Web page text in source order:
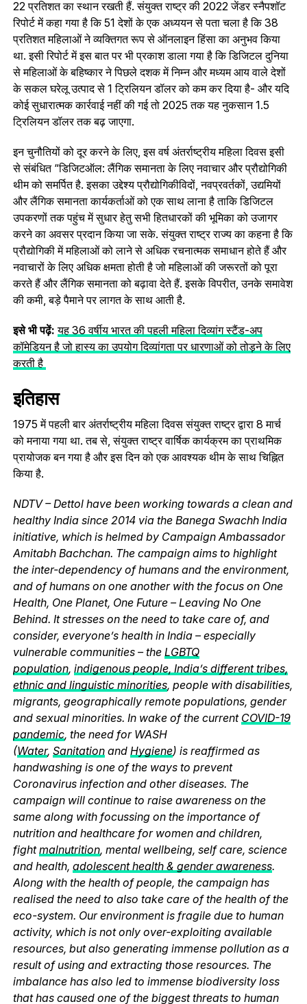
22 प्रतिशत का स्थान रखती हैं. संयुक्त राष्ट्र की 2022 जेंडर स्नैपशॉट
रिपोर्ट में कहा गया है कि 51 देशों के एक अध्ययन से पता चला है कि 38
प्रतिशत महिलाओं ने व्यक्तिगत रूप से ऑनलाइन हिंसा का अनुभव किया
था. इसी रिपोर्ट में इस बात पर भी प्रकाश डाला गया है कि डिजिटल दुनिया
से महिलाओं के बहिष्कार ने पिछले दशक में निम्न और मध्यम आय वाले देशों
के सकल घरेलू उत्पाद से 1 ट्रिलियन डॉलर को कम कर दिया है- और यदि
कोई सुधारात्मक कार्रवाई नहीं की गई तो 2025 तक यह नुकसान 1.5
ट्रिलियन डॉलर तक बढ़ जाएगा.
इन चुनौतियों को दूर करने के लिए, इस वर्ष अंतर्राष्ट्रीय महिला दिवस इसी
से संबंधित “डिजिटऑल: लैंगिक समानता के लिए नवाचार और प्रौद्योगिकी
थीम को समर्पित है. इसका उद्देश्य प्रौद्योगिकीविदों, नवप्रवर्तकों, उद्यमियों
और लैंगिक समानता कार्यकर्ताओं को एक साथ लाना है ताकि डिजिटल
उपकरणों तक पहुंच में सुधार हेतु सभी हितधारकों की भूमिका को उजागर
करने का अवसर प्रदान किया जा सके. संयुक्त राष्ट्र राज्य का कहना है कि
प्रौद्योगिकी में महिलाओं को लाने से अधिक रचनात्मक समाधान होते हैं और
नवाचारों के लिए अधिक क्षमता होती है जो महिलाओं की जरूरतों को पूरा
करते हैं और लैंगिक समानता को बढ़ावा देते हैं. इसके विपरीत, उनके समावेश
की कमी, बड़े पैमाने पर लागत के साथ आती है.
इसे भी पढ़ें:यह 36 वर्षीय भारत की पहली महिला दिव्यांग स्टैंड-अप
कॉमेडियन है जो हास्य का उपयोग दिव्यांगता पर धारणाओं को तोड़ने के लिए
करती है
इतिहास
1975 में पहली बार अंतर्राष्ट्रीय महिला दिवस संयुक्त राष्ट्र द्वारा 8 मार्च
को मनाया गया था. तब से, संयुक्त राष्ट्र वार्षिक कार्यक्रम का प्राथमिक
प्रायोजक बन गया है और इस दिन को एक आवश्यक थीम के साथ चिह्नित
किया है.
NDTV – Dettol have been working towards a clean and
healthy India since 2014 via the Banega Swachh India
initiative, which is helmed by Campaign Ambassador
Amitabh Bachchan. The campaign aims to highlight
the inter-dependency of humans and the environment,
and of humans on one another with the focus on One
Health, One Planet, One Future – Leaving No One
Behind. It stresses on the need to take care of, and
consider, everyone’s health in India – especially
vulnerable communities – the LGBTQ
population, indigenous people, India’s different tribes,
ethnic and linguistic minorities, people with disabilities,
migrants, geographically remote populations, gender
and sexual minorities. In wake of the current COVID-19
pandemic, the need for WASH
(Water, Sanitationand Hygiene) is reaffirmed as
handwashing is one of the ways to prevent
Coronavirus infection and other diseases. The
campaign will continue to raise awareness on the
same along with focussing on the importance of
nutrition and healthcare for women and children,
fightmalnutrition, mental wellbeing, self care, science
and health, adolescent health & gender awareness.
Along with the health of people, the campaign has
realised the need to also take care of the health of the
eco-system. Our environment is fragile due to human
activity, which is not only over-exploiting available
resources, but also generating immense pollution as a
result of using and extracting those resources. The
imbalance has also led to immense biodiversity loss
that has caused one of the biggest threats to human